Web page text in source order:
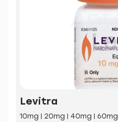
Levitra
10mg | 20mg | 40mg | 60mg